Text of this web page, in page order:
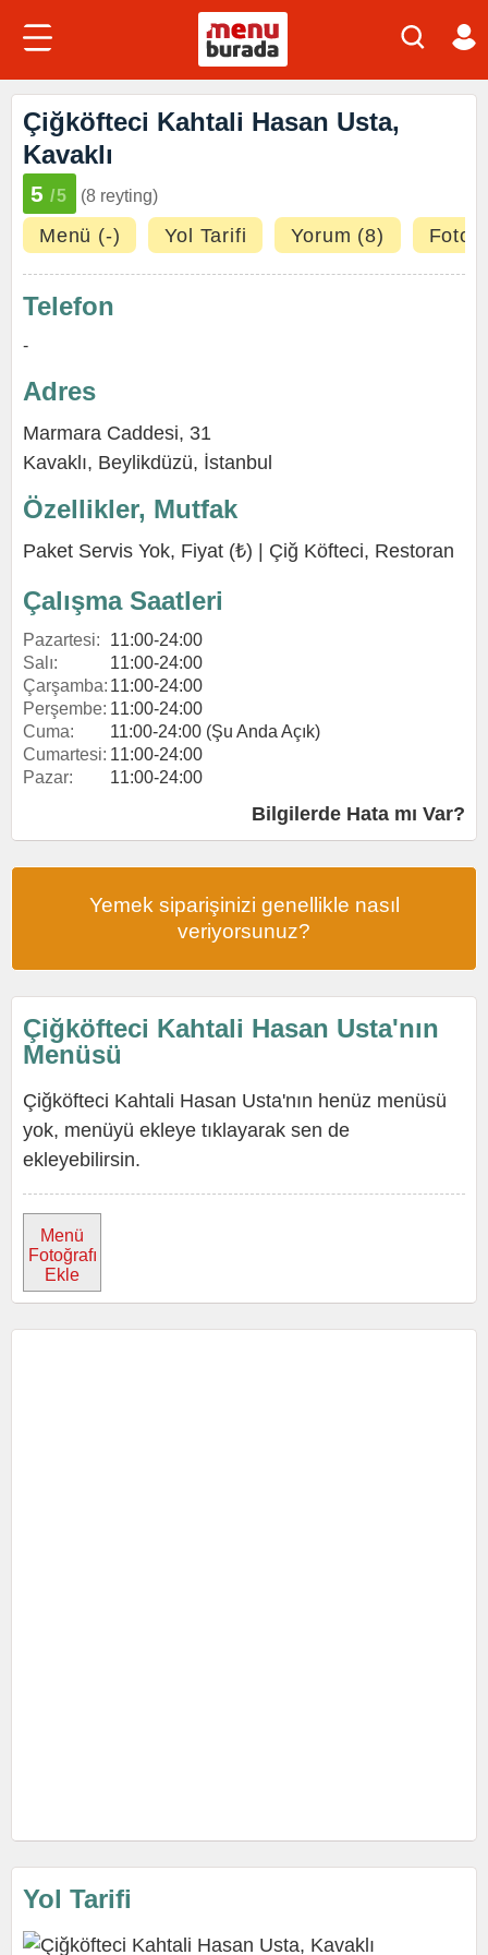
Çiğköfteci Kahtali Hasan Usta,
Kavaklı
5 /5 (8 reyting)
Menü (-) Yol Tarifi Yorum (8)
Telefon
-
Adres
Marmara Caddesi, 31
Kavaklı, Beylikdüzü, İstanbul
Özellikler, Mutfak
Paket Servis Yok, Fiyat (₺) | Çiğ Köfteci, Restoran
Çalışma Saatleri
Pazartesi:
11:00-24:00
Salı:
11:00-24:00
Çarşamba: 11:00-24:00
Perşembe: 11:00-24:00
Cuma:
11:00-24:00 (Şu Anda Açık)
Cumartesi: 11:00-24:00
Pazar:
11:00-24:00
Bilgilerde Hata mı Var?
Yemek siparişinizi genellikle nasıl
veriyorsunuz?
Çiğköfteci Kahtali Hasan Usta'nın
Menüsü
Çiğköfteci Kahtali Hasan Usta'nın henüz menüsü
yok, menüyü ekleye tıklayarak sen de
ekleyebilirsin.
Menü
Fotoğrafı
Ekle
Yol Tarifi